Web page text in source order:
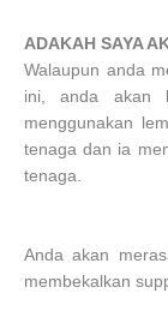
ADAKAH SAYA
Walaupun anda
ini, anda akan
menggunakan
tenaga dan ia
tenaga.
Anda akan
membekalkan